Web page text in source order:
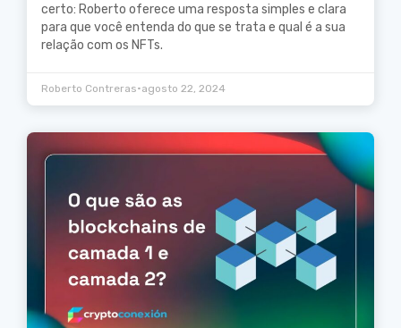
certo: Roberto oferece uma resposta simples e clara
para que você entenda do que se trata e qual é a sua
relação com os NFTs.
Roberto Contreras•agosto 22, 2024